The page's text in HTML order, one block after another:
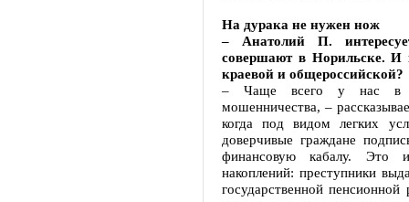
На дурака не нужен нож
– Анатолий П.
совершают в Норильске. И
краевой и общероссийской?
– Чаще всего у нас в
мошенничества, –
когда под видом легких
доверчивые граждане
финансовую кабалу. Это
накоплений: преступники
государственной